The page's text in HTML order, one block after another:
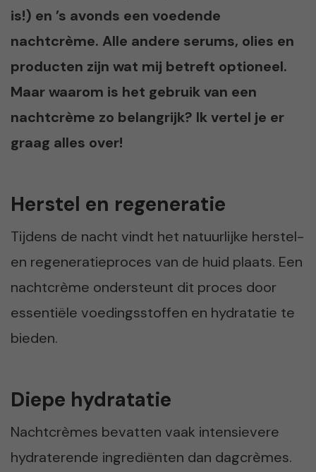
is!) en ’s avonds een voedende
nachtcrème. Alle andere serums, olies en
producten zijn wat mij betreft optioneel.
Maar waarom is het gebruik van een
nachtcrème zo belangrijk? Ik vertel je er
graag alles over!
Herstel en regeneratie
Tijdens de nacht vindt het natuurlijke herstel-
en regeneratieproces van de huid plaats. Een
nachtcrème ondersteunt dit proces door
essentiële voedingsstoffen en hydratatie te
bieden.
Diepe hydratatie
Nachtcrèmes bevatten vaak intensievere
hydraterende ingrediënten dan dagcrèmes.